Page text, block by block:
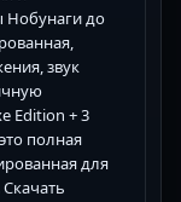
Нобунаги до
звук
Edition + 3
полная
для